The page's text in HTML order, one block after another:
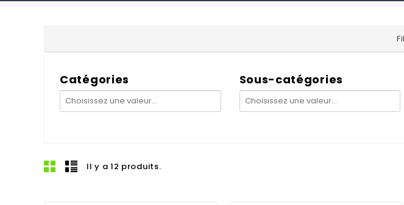
Catégories Sous-catégories
Il y a 12 produits.